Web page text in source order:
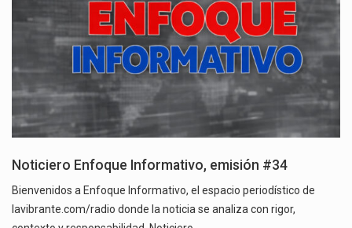
Noticiero Enfoque Informativo, emisión #34
Bienvenidos a Enfoque Informativo, el espacio periodístico de
lavibrante.com/radio donde la noticia se analiza con rigor,